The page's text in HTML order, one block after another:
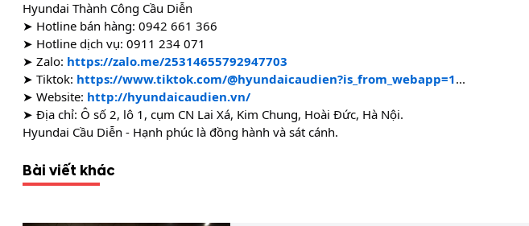
Hyundai Thành Công Cầu Diễn
➤ Hotline bán hàng: 0942 661 366
➤ Hotline dịch vụ: 0911 234 071
➤ Zalo: https://zalo.me/25314655792947703
➤ Tiktok: https://www.tiktok.com/@hyundaicaudien?is_from_webapp=1...
➤ Website: http://hyundaicaudien.vn/
➤ Địa chỉ: Ô số 2, lô 1, cụm CN Lai Xá, Kim Chung, Hoài Đức, Hà Nội.
Hyundai Cầu Diễn - Hạnh phúc là đồng hành và sát cánh.
Bài viết khác